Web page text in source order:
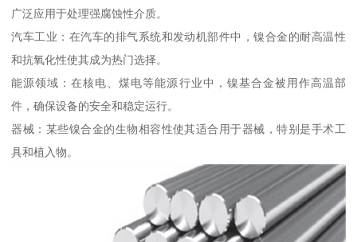
广泛应用于处理强腐蚀性介质。
汽车工业：在汽车的排气系统和发动机部件中，镍合金的耐高温性
和抗氧化性使其成为热门选择。
能源领域：在核电、煤电等能源行业中，镍基合金被用作高温部
件，确保设备的安全和稳定运行。
器械：某些镍合金的生物相容性使其适合用于器械，特别是手术工
具和植入物。